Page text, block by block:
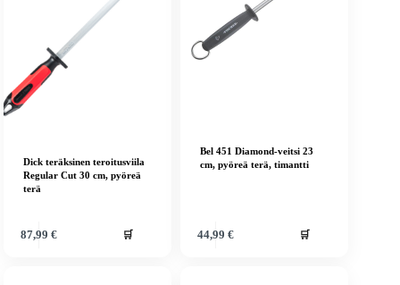
Dick teräksinen teroitusviila
Regular Cut 30 cm, pyöreä
terä
87,99 € 🛒
Bel 451 Diamond-veitsi 23
cm, pyöreä terä, timantti
44,99 € 🛒